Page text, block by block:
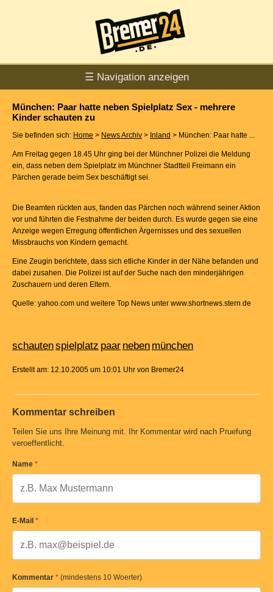
☰ Navigation anzeigen
München: Paar hatte neben Spielplatz Sex - mehrere
Kinder schauten zu
Sie befinden sich: Home > News Archiv > Inland > München: Paar hatte ...
Am Freitag gegen 18.45 Uhr ging bei der Münchner Polizei die Meldung
ein, dass neben dem Spielplatz im Münchner Stadtteil Freimann ein
Pärchen gerade beim Sex beschäftigt sei.
Die Beamten rückten aus, fanden das Pärchen noch während seiner Aktion
vor und führten die Festnahme der beiden durch. Es wurde gegen sie eine
Anzeige wegen Erregung öffentlichen Ärgernisses und des sexuellen
Missbrauchs von Kindern gemacht.
Eine Zeugin berichtete, dass sich etliche Kinder in der Nähe befanden und
dabei zusahen. Die Polizei ist auf der Suche nach den minderjährigen
Zuschauern und deren Eltern.
Quelle: yahoo.com und weitere Top News unter www.shortnews.stern.de
schautenspielplatz paar neben münchen
Erstellt am: 12.10.2005 um 10:01 Uhr von Bremer24
Kommentar schreiben
Teilen Sie uns Ihre Meinung mit. Ihr Kommentar wird nach Pruefung
veroeffentlicht.
Name *
E-Mail *
Kommentar * (mindestens 10 Woerter)